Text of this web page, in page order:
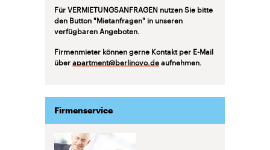
Für VERMIETUNGSANFRAGEN nutzen Sie bitte
den Button "Mietanfragen" in unseren
verfügbaren Angeboten.
Firmenmieter können gerne Kontakt per E-Mail
überapartment@berlinovo.deaufnehmen.
Firmenservice